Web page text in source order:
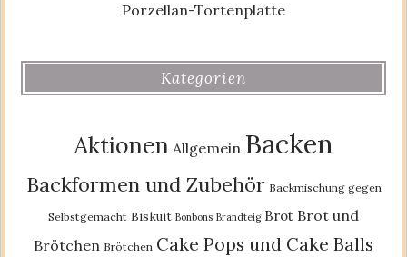
Porzellan-Tortenplatte
Kategorien
Aktionen Allgemein Backen
Backformen und Zubehör Backmischung gegen
Selbstgemacht Biskuit Bonbons Brandteig Brot Brot und
Brötchen Brötchen Cake Pops und Cake Balls